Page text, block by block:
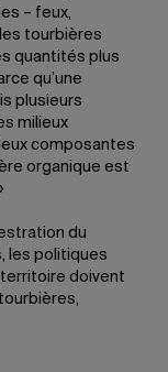
– feux,
tourbières
quantités plus
qu’une
plusieurs
milieux
composantes
organique est
du
les politiques
doivent